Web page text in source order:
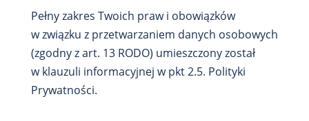
Pełny zakres Twoich praw i obowiązków
w związku z przetwarzaniem danych osobowych
(zgodny z art. 13 RODO) umieszczony został
w klauzuli informacyjnej w pkt 2.5. Polityki
Prywatności.